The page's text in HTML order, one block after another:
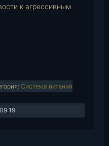
к агрессивным
Система питания